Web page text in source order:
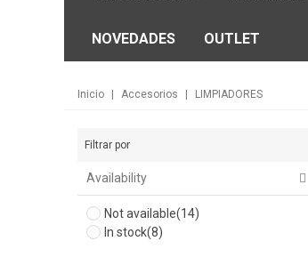
NOVEDADES OUTLET
Inicio Accesorios LIMPIADORES
Filtrar por
Availability
Not available(14)
In stock(8)